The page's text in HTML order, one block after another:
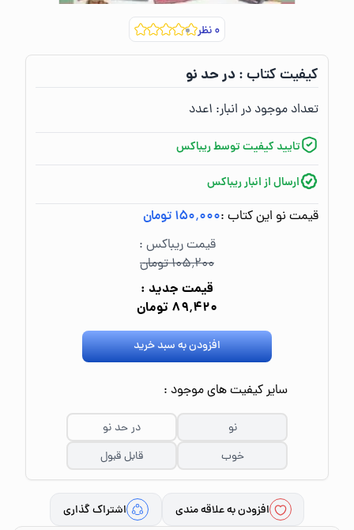
۰نظر
کیفیت کتاب :‌در حد نو
تعداد موجود در انبار:‌ ۱عدد
تایید کیفیت توسط ریباکس
ارسال از انبار ریباکس
قیمت نو این کتاب :۱۵۰٬۰۰۰ تومان
قیمت ریباکس :
۱۰۵٬۲۰۰ تومان
قیمت جدید :
۸۹٬۴۲۰ تومان
افزودن به سبد خرید
سایر کیفیت های موجود :
نو
در حد نو
خوب
قابل قبول
افزودن به علاقه مندی اشتراک گذاری